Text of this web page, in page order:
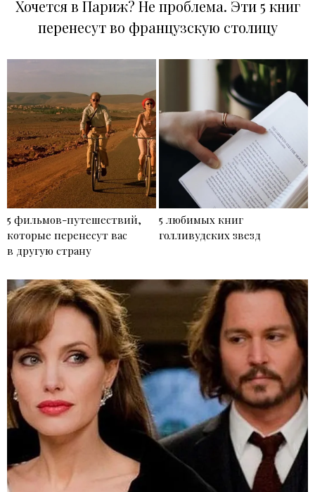
Хочется в Париж? Не проблема. Эти 5 книг
перенесут во французскую столицу
5 фильмов-путешествий,
которые перенесут вас
в другую страну
5 любимых книг
голливудских звезд